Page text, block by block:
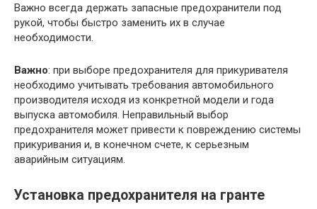
Важно всегда держать запасные предохранители под
рукой, чтобы быстро заменить их в случае
необходимости.
Важно: при выборе предохранителя для прикуривателя
необходимо учитывать требования автомобильного
производителя исходя из конкретной модели и года
выпуска автомобиля. Неправильный выбор
предохранителя может привести к повреждению системы
прикуривания и, в конечном счете, к серьезным
аварийным ситуациям.
Установка предохранителя на гранте